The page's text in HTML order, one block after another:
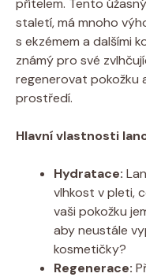
staletí, má mnoho
s ekzémem a dalšími
známý pro⁣ své
⁣regenerovat pokožku
prostředí.
Hlavní vlastnosti
Hydratace:
vlhkost v pleti,
vaši pokožku
aby neustále
kosmetičky?
Regenerace: